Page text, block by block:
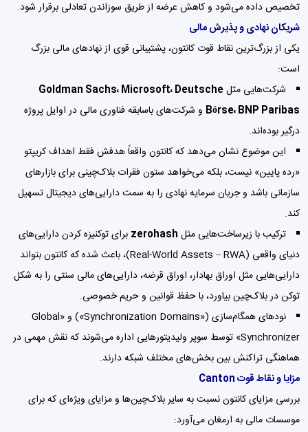
تخصیص داده می‌شود و کاهش عرضه از طریق سوزاندن تعادلی برقرار شود.
شریکان نهادی و پذیرش مالی
یکی از بزرگ‌ترین نقاط قوت کانتون، پشتیبانی قوی از نهادهای مالی بزرگ
است:
شرکت‌هایی مثل Goldman Sachs، Microsoft، Deutsche
Börse، BNP Paribas و شرکت‌های باسابقه فناوری مالی در اوایل پروژه
درگیر بوده‌اند.
این موضوع نشان می‌دهد که کانتون واقعاً هدفش فقط اهداف کریپتو
«رده پایین» نیست، بلکه می‌خواهد ستون فقرات بلاک‌چینی برای بازارهای
سازمانی باشد و جریان سرمایه نهادی را به سمت دارایی‌های دیجیتال تسهیل
کند.
ترکیب با زیرساخت‌هایی مثل zerohash برای توکنیزه کردن دارایی‌های
دنیای واقعی (Real-World Assets – RWA)، باعث شده که کانتون بتواند
دارایی‌هایی مثل اوراق بهادار، اوراق قرضه، دارایی‌های مالی سنتی را به شکل
توکن در بلاک‌چین بیاورد، با حفظ قوانین و حریم خصوصی.
نودهای همگام‌سازی («Synchronization Domains») و «Global
Synchronizer» توسط سوپر ولیدیتورهایی اداره می‌شوند که نقش مهمی در
هماهنگی تراکنش بین بخش‌های مختلف شبکه دارند.
مزایا و نقاط قوت Canton
بررسی مزایای کانتون نسبت به سایر بلاک‌چین‌ها و مزایای ویژه‌ای که برای
موسسات مالی به ارمغان می‌آورد: